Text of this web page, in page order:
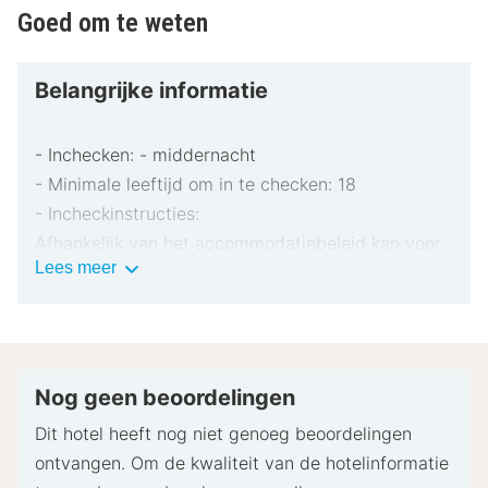
Goed om te weten
Belangrijke informatie
- Inchecken: - middernacht
- Minimale leeftijd om in te checken: 18
- Incheckinstructies:
Afhankelijk van het accommodatiebeleid kan voor
extra personen een toeslag in rekening worden
pinpas of borgsom in contanten te verstrekken
Speciale verzoeken worden onder voorbehoud van
beschikbaarheid bij het inchecken ingewilligd.
Lees meerBelangrijke
Nog geen beoordelingen
Dit hotel heeft nog niet genoeg beoordelingen
ontvangen. Om de kwaliteit van de hotelinformatie